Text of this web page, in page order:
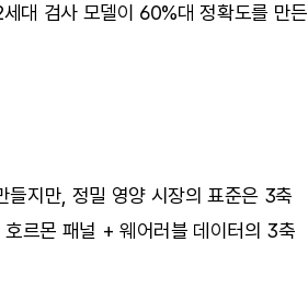
대 검사 모델이 60%대 정확도를 만든
지만, 정밀 영양 시장의 표준은 3축
르몬 패널 + 웨어러블 데이터의 3축